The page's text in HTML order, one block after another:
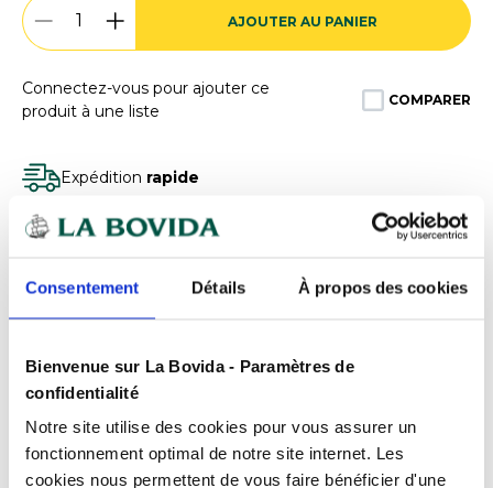
Consentement Détails À propos des cookies
Bienvenue sur La Bovida - Paramètres de
confidentialité
Notre site utilise des cookies pour vous assurer un
fonctionnement optimal de notre site internet. Les
cookies nous permettent de vous faire bénéficier d'une
AJOUTER AU PANIER
Connectez-vous pour ajouter ce
produit à une liste
COMPARER
Expédition rapide
Des expertsà votre écoute
Devisgratuits
Présentation
des stocks.
Design ne présentant aucune zone de rétention.
Caractéristiques